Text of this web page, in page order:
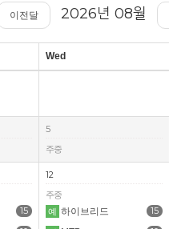
이전달 2026년 08월
Wed
5
주중
15
12
주중
15
예 하이브리드